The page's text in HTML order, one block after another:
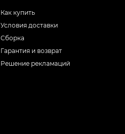
Как купить
Условия доставки
Сборка
Гарантия и возврат
Решение рекламаций